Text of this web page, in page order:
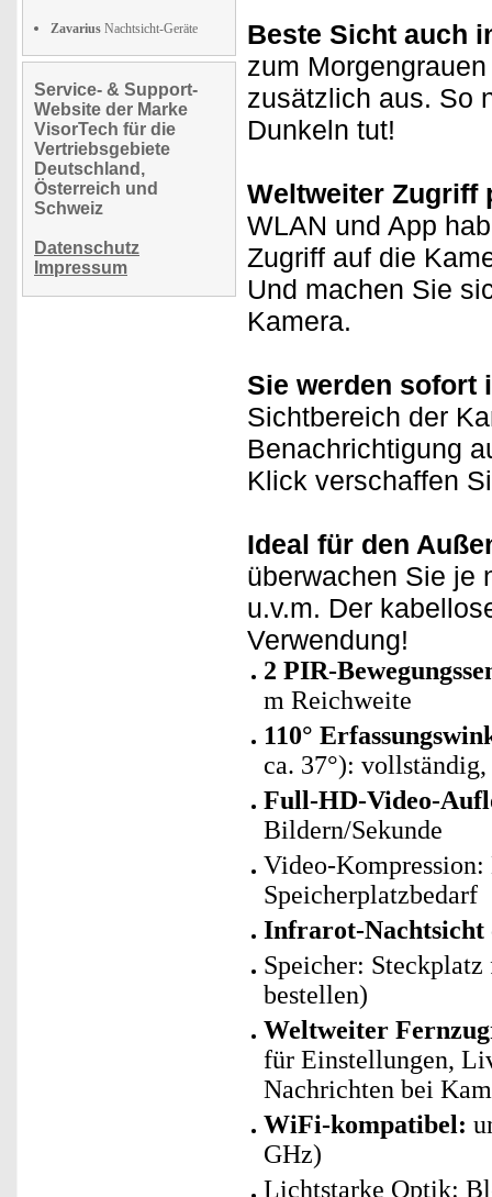
Zavarius Nachtsicht-Geräte
Service- & Support-
Website der Marke
VisorTech für die
Vertriebsgebiete
Deutschland,
Österreich und
Schweiz
Datenschutz
Impressum
Beste Sicht auch
zum
zusätzlich aus. So
Dunkeln tut!
Weltweiter Zugriff
WLAN und App
Zugriff auf die
Und machen Sie
Kamera.
Sie werden sofort
Sichtbereich der
Benachrichtigung
Klick verschaffen
Ideal für den
überwachen Sie je
u.v.m. Der
Verwendung!
2 PIR-
m Reichweite
110°
ca. 37°):
Full-HD-Video-
Bildern/Sekunde
Video-
Speicherplatzbedarf
Infrarot-Nachtsicht
Speicher:
bestellen)
Weltweiter
für Einstellungen,
Nachrichten bei
WiFi-kompatibel:
GHz)
Lichtstarke Optik: